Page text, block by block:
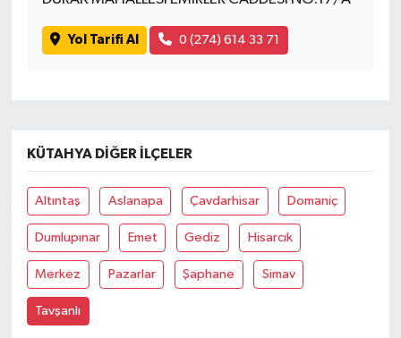
Yol Tarifi Al 0 (274) 614 33 71
KÜTAHYA DIĞER İLÇELER
Altıntaş Aslanapa Çavdarhisar Domaniç
Dumlupınar Emet Gediz Hisarcık
Merkez Pazarlar Şaphane Simav
Tavşanlı